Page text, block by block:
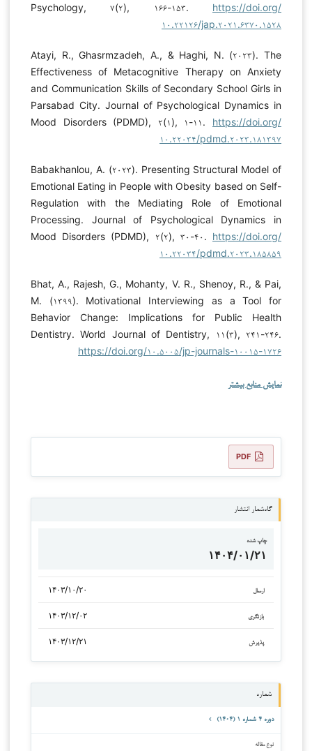
Psychology, ۷(۲), ۱۶۶-۱۵۳. https://doi.org/
۱۰.۲۲۱۲۶/jap.۲۰۲۱.۶۳۷۰.۱۵۲۸
Atayi, R., Ghasrmzadeh, A., & Haghi, N. (۲۰۲۳). The
Effectiveness of Metacognitive Therapy on Anxiety
and Communication Skills of Secondary School Girls in
Parsabad City. Journal of Psychological Dynamics in
Mood Disorders (PDMD), ۲(۱), ۱-۱۱. https://doi.org/
۱۰.۲۲۰۳۴/pdmd.۲۰۲۳.۱۸۱۳۹۷
Babakhanlou, A. (۲۰۲۳). Presenting Structural Model of
Emotional Eating in People with Obesity based on Self-
Regulation with the Mediating Role of Emotional
Processing. Journal of Psychological Dynamics in
Mood Disorders (PDMD), ۲(۲), ۳۰-۴۰. https://doi.org/
۱۰.۲۲۰۳۴/pdmd.۲۰۲۳.۱۸۵۸۵۹
Bhat, A., Rajesh, G., Mohanty, V. R., Shenoy, R., & Pai,
M. (۱۳۹۹). Motivational Interviewing as a Tool for
Behavior Change: Implications for Public Health
Dentistry. World Journal of Dentistry, ۱۱(۳), ۲۴۱-۲۴۶.
https://doi.org/۱۰.۵۰۰۵/jp-journals-۱۰۰۱۵-۱۷۲۶
نمایش منابع بیشتر
PDF
گاه‌شمار انتشار
چاپ شده
۱۴۰۴/۰۱/۲۱
ارسال ۱۴۰۳/۱۰/۲۰
بازنگری ۱۴۰۳/۱۲/۰۲
پذیرش ۱۴۰۳/۱۲/۲۱
شماره
دوره ۴ شماره ۱ (۱۴۰۴)
نوع مقاله